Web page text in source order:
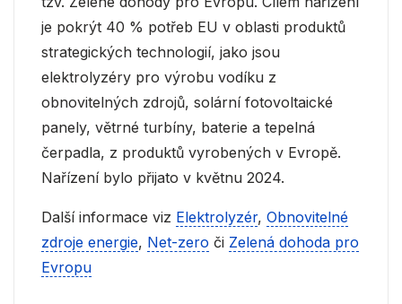
je pokrýt 40 % potřeb EU v oblasti produktů
strategických technologií, jako jsou
elektrolyzéry pro výrobu vodíku z
obnovitelných zdrojů, solární fotovoltaické
panely, větrné turbíny, baterie a tepelná
čerpadla, z produktů vyrobených v Evropě.
Nařízení bylo přijato v květnu 2024.
Další informace viz Elektrolyzér, Obnovitelné
zdroje energie, Net-zero či Zelená dohoda pro
Evropu